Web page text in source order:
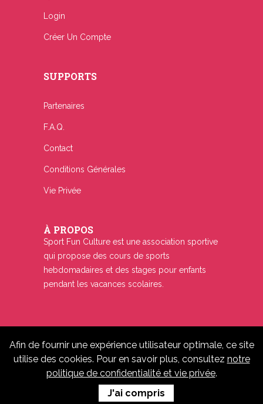
Afin de fournir une expérience utilisateur optimale, ce site
utilise des cookies. Pour en savoir plus, consultez notre
politique de confidentialité et vie privée.
J'ai compris
Login
Créer Un Compte
SUPPORTS
Partenaires
F.A.Q.
Contact
Conditions Générales
Vie Privée
À PROPOS
Sport Fun Culture est une association sportive
qui propose des cours de sports
hebdomadaires et des stages pour enfants
pendant les vacances scolaires.
© 2019-2026 ASBL SPORT FUN CULTURE -
Website By Medialux.be